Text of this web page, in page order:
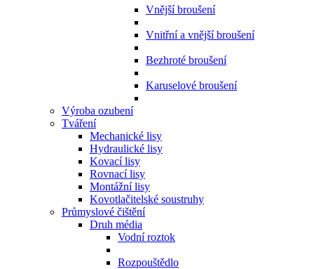
Vnější broušení
Vnitřní a vnější broušení
Bezhroté broušení
Karuselové broušení
Výroba ozubení
Tváření
Mechanické lisy
Hydraulické lisy
Kovací lisy
Rovnací lisy
Montážní lisy
Kovotlačitelské soustruhy
Průmyslové čištění
Druh média
Vodní roztok
Rozpouštědlo